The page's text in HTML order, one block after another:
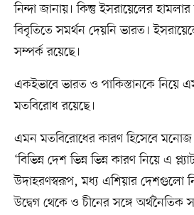
নিন্দা জানায়। কিন্তু ইসরায়েলের
বিবৃতিতে সমর্থন দেয়নি ভারত।
সম্পর্ক রয়েছে।
একইভাবে ভারত ও পাকিস্তানকে নিয়ে
মতবিরোধ রয়েছে।
এমন মতবিরোধের কারণ হিসেবে মনোজ
‘বিভিন্ন দেশ ভিন্ন ভিন্ন কারণ নিয়ে এ
উদাহরণস্বরূপ, মধ্য এশিয়ার দেশগুলো
উদ্বেগ থেকে ও চীনের সঙ্গে অর্থনৈতিক